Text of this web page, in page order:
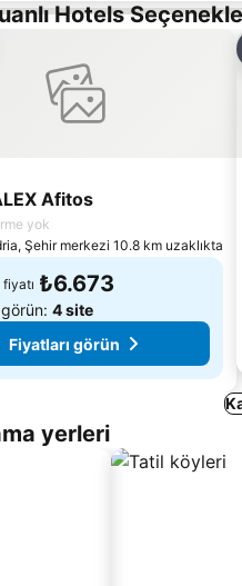
Hotels
ekle
Afitos
yok
Şehir merkezi 10.8 km uzaklıkta
₺6.673
4 site
Fiyatları görün
yerleri